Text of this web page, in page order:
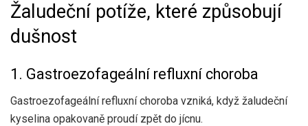
Žaludeční potíže, které způsobují
dušnost
1. Gastroezofageální refluxní choroba
Gastroezofageální refluxní choroba vzniká, když žaludeční
kyselina opakovaně proudí zpět do jícnu.